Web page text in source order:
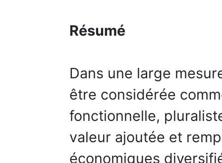
Résumé
Dans une large
être considérée
fonctionnelle,
valeur ajoutée et
économiques